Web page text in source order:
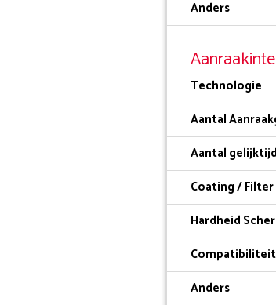
Anders
Technologie
Aantal
Aantal
Coating / Filter
Hardheid
Anders